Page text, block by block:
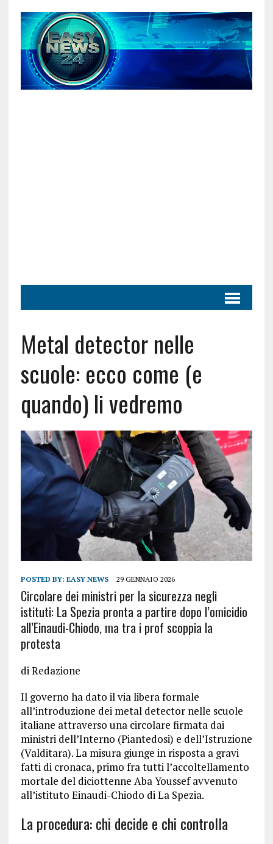
Metal detector nelle
scuole: ecco come (e
quando) li vedremo
POSTED BY: EASY NEWS 29 GENNAIO 2026
Circolare dei ministri per la sicurezza negli
istituti: La Spezia pronta a partire dopo l’omicidio
all’Einaudi-Chiodo, ma tra i prof scoppia la
protesta
di Redazione
Il governo ha dato il via libera formale
all’introduzione dei metal detector nelle scuole
italiane attraverso una circolare firmata dai
ministri dell’Interno (Piantedosi) e dell’Istruzione
(Valditara). La misura giunge in risposta a gravi
fatti di cronaca, primo fra tutti l’accoltellamento
mortale del diciottenne Aba Youssef avvenuto
all’istituto Einaudi-Chiodo di La Spezia.
La procedura: chi decide e chi controlla